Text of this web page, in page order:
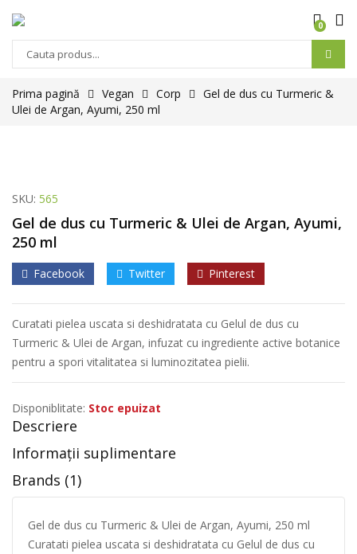
0
Prima pagină Vegan Corp
Gel de dus cu Turmeric &
Ulei de Argan, Ayumi, 250 ml
SKU: 565
Gel de dus cu Turmeric & Ulei de Argan, Ayumi,
250 ml
Facebook Twitter Pinterest
Curatati pielea uscata si deshidratata cu Gelul de dus cu
Turmeric & Ulei de Argan, infuzat cu ingrediente active botanice
pentru a spori vitalitatea si luminozitatea pielii.
Disponiblitate: Stoc epuizat
Descriere
Informații suplimentare
Brands (1)
Gel de dus cu Turmeric & Ulei de Argan, Ayumi, 250 ml
Curatati pielea uscata si deshidratata cu Gelul de dus cu